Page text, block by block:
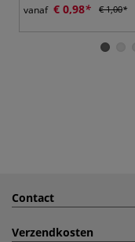
vanaf € 0,98 € 1,00
Contact
Verzendkosten